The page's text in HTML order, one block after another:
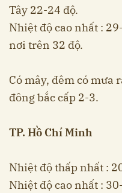
Tây 22-24 độ.
Nhiệt độ cao nhất :
nơi trên 32 độ.
Có mây, đêm có mưa
đông bắc cấp 2-3.
TP. Hồ Chí Minh
Nhiệt độ thấp nhất :
Nhiệt độ cao nhất :